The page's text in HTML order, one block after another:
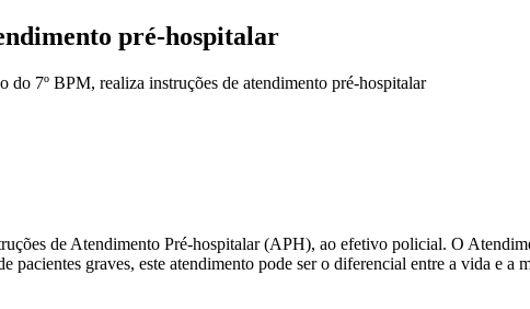
pré-hospitalar
do 7º BPM, realiza instruções de atendimento pré-hospitalar
de Atendimento Pré-hospitalar (APH), ao efetivo policial. O
graves, este atendimento pode ser o diferencial entre a vida e a